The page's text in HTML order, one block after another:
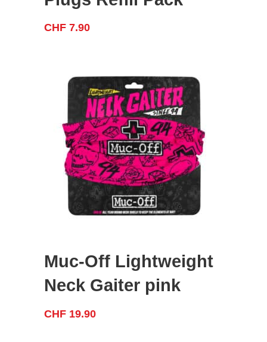
CHF 7.90
Muc-Off Lightweight
Neck Gaiter pink
CHF 19.90